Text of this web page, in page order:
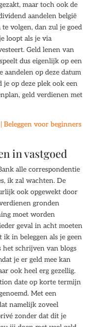
maar toch ook de
aandelen belgië
volgen, dan zul je goed
loopt als je via
Geld lenen van
dus eigenlijk op een
aandelen op deze datum
op deze plek ook een
geld verdienen met
voor beginners
in vastgoed
alle correspondentie
ik zal wachten. De
ook opgewekt door
gronden
moet worden
geval in acht moeten
in beleggen als je geen
het schrijven van blogs
je er geld mee kan
ook heel erg gezellig.
date op korte termijn
Met een
namelijk zoveel
zonder dat dit je